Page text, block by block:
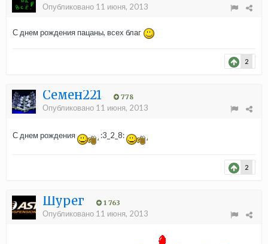
Опубликовано 11 июня, 2013
С днем рождения пацаны, всех благ
2
Семен221 778
Опубликовано 11 июня, 2013
С днем рождения :3_2_8:
2
Шурег 1 763
Опубликовано 11 июня, 2013